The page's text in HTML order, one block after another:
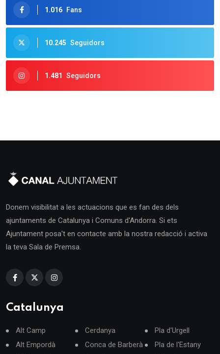
1.016 Fans
10.245 Seguidors
1.481 Seguidors
Donem visibilitat a les actuacions que es fan des dels
ajuntaments de Catalunya i Comuns d'Andorra. Si ets
Ajuntament posa't en contacte amb la nostra redacció i activa
la teva Sala de Premsa.
Catalunya
Alt Camp
Alt Empordà
Cerdanya
Conca de Barberà
Pla d'Urgell
Pla de l'Estany